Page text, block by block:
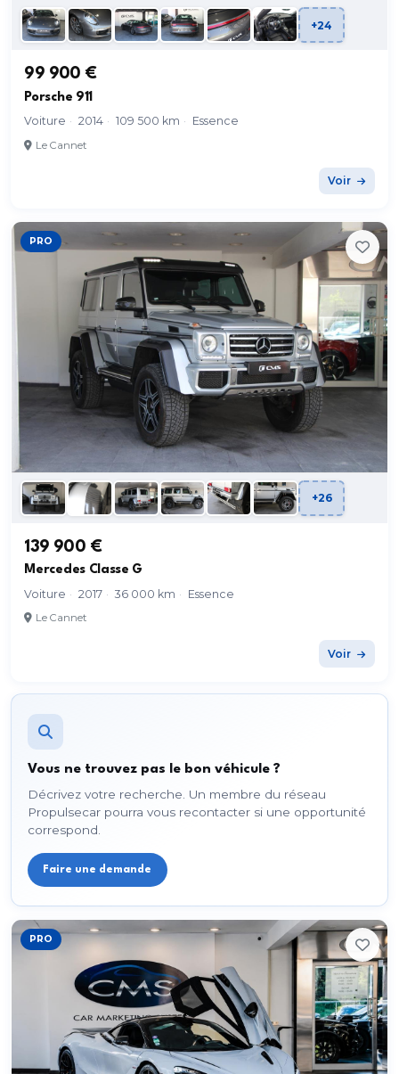
+24
99 900 €
Porsche 911
Voiture · 2014 · 109 500 km · Essence
Le Cannet
Voir
PRO
+26
139 900 €
Mercedes Classe G
Voiture · 2017 · 36 000 km · Essence
Le Cannet
Voir
Vous ne trouvez pas le bon véhicule ?
Décrivez votre recherche. Un membre du réseau
Propulsecar pourra vous recontacter si une opportunité
correspond.
Faire une demande
PRO